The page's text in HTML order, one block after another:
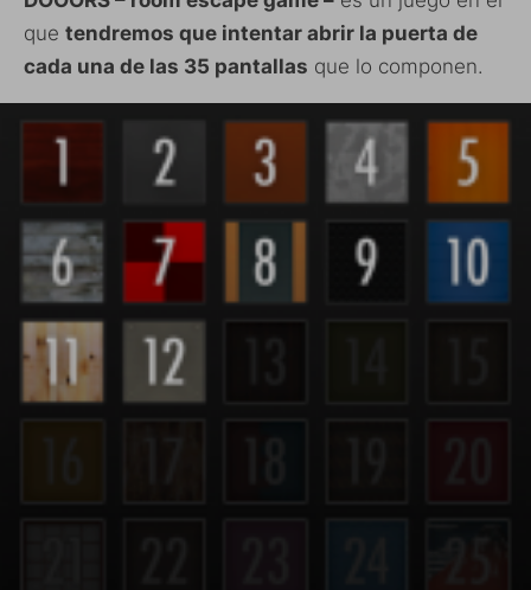
que tendremos que intentar abrir la puerta de
cada una de las 35 pantallas que lo componen.